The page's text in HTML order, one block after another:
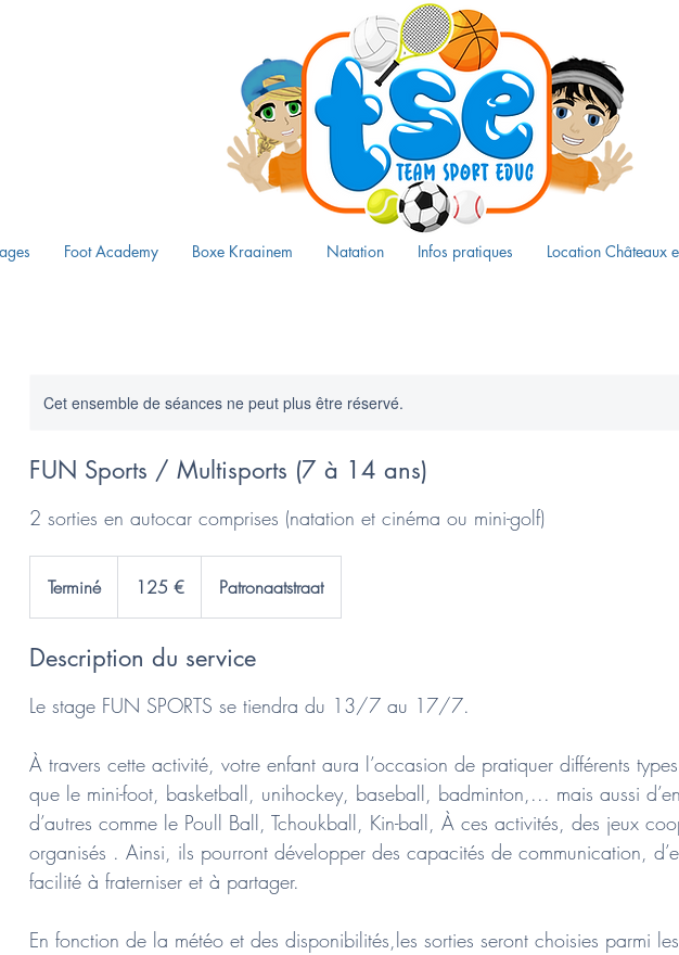
Foot Academy Boxe Kraainem Natation Infos pratiques Location Châteaux
Cet ensemble de séances ne peut plus être réservé.
FUN Sports / Multisports (7 à 14 ans)
2 sorties en autocar comprises (natation et cinéma ou mini-golf)
TerminéT
e
m
n
125 € Patronaatstraat
Description du service
Le stage FUN SPORTS se tiendra du 13/7 au 17/7.
À travers cette activité, votre enfant aura l’occasion de pratiquer différents
que le mini-foot, basketball, unihockey, baseball, badminton,... mais aussi
d’autres comme le Poull Ball, Tchoukball, Kin-ball, À ces activités, des jeux
organisés . Ainsi, ils pourront développer des capacités de communication,
facilité à fraterniser et à partager.
En fonction de la météo et des disponibilités,les sorties seront choisies parmi